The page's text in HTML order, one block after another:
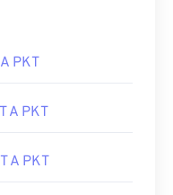
PKT
A PKT
A PKT